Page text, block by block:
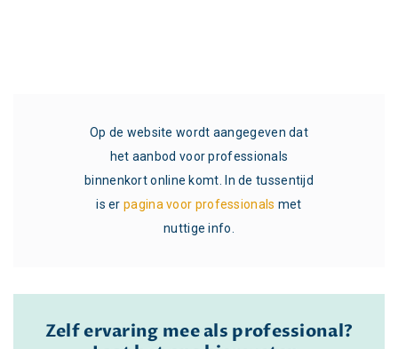
Op de website wordt aangegeven dat
het aanbod voor professionals
binnenkort online komt. In de tussentijd
is erpagina voor professionals met
nuttige info.
Zelf ervaring mee als professional?